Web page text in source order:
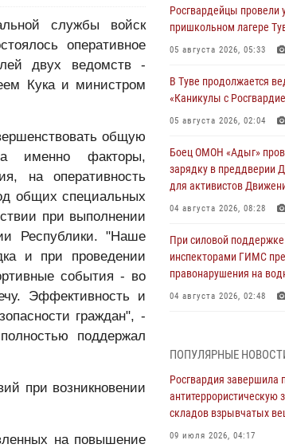
службы войск
оперативное
двух ведомств -
Кука и министром
общую
а именно факторы,
на оперативность
общих специальных
при выполнении
Республики. "Наше
и при проведении
события - во
Эффективность и
граждан", -
поддержал
при возникновении
на повышение
Росгвардейцы провели
пришкольном лагере
05 августа 2026, 05:33
В Туве продолжается
«Каникулы с
05 августа 2026, 02:04
Боец ОМОН «Адыг»
зарядку в преддверии
для активистов
04 августа 2026, 08:28
При силовой
инспекторами ГИМС
правонарушения на
04 августа 2026, 02:48
из труднодоступного
03 августа 2026, 07:25
Росгвардия проверила
детей в детских лагерях
ПОПУЛЯРНЫЕ
Росгвардия завершила
антитеррористическую
складов взрывчатых
09 июля 2026, 04:17